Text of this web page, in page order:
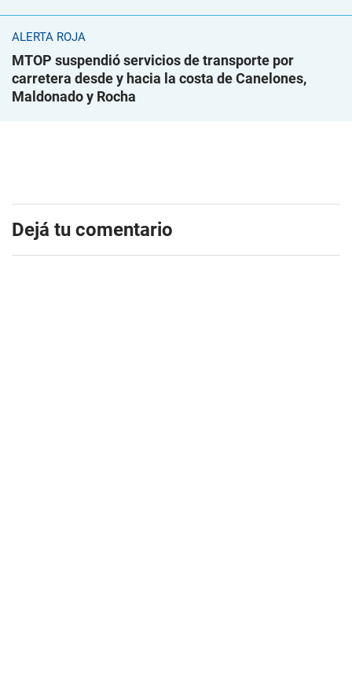
ALERTA ROJA
MTOP suspendió servicios de transporte por
carretera desde y hacia la costa de Canelones,
Maldonado y Rocha
Dejá tu comentario